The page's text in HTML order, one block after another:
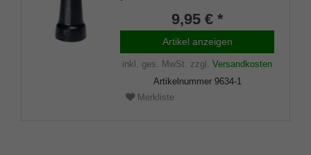
4310 Observer9,95 € *
Artikel anzeigen
inkl. ges. MwSt. zzgl. Versandkosten
Artikelnummer 9634-1
Merkliste